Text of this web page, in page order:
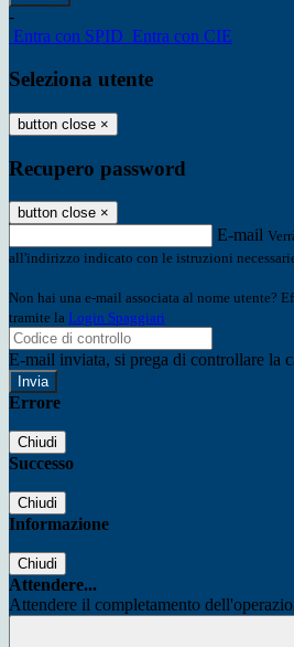
-
Entra con SPID Entra con CIE
Seleziona utente
button close ×
Recupero password
button close ×
E-mail
all'indirizzo indicato con le istruzioni
Non hai una e-mail associata al nome utente?
tramite la Login Spaggiari
E-mail inviata, si prega di controllare la
Errore
Chiudi
Successo
Chiudi
Informazione
Chiudi
Attendere...
Attendere il completamento